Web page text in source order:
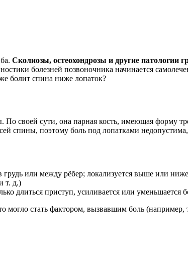
Сколиозы, остеохондрозы и другие патологии
болезней позвоночника начинается
болит спина ниже лопаток?
По своей сути, она парная кость, имеющая форму
спины, поэтому боль под лопатками недопустима,
или между рёбер; локализуется выше или
т. д.)
длиться приступ, усиливается или уменьшается
могло стать фактором, вызвавшим боль